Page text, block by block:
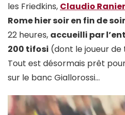
les Friedkins, Claudio
Rome hier soir en fin de
22 heures, accueilli par
200 tifosi (dont le joueur de
Tout est désormais prêt
sur le banc Giallorossi…